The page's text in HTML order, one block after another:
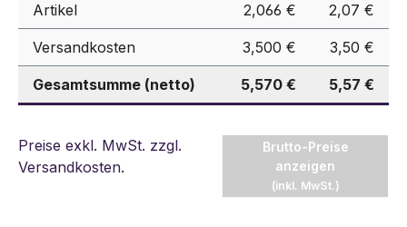
Artikel 2,066 € 2,07 €
Versandkosten 3,500 € 3,50 €
Gesamtsumme (netto) 5,570 € 5,57 €
Preise exkl. MwSt. zzgl.
Versandkosten.
Brutto-Preise
anzeigen
(inkl. MwSt.)